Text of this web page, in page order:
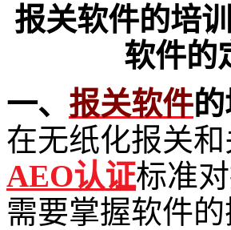
报关软件的培
软件的
一、 报关软件
在无纸化报关
AEO认证标准
需要掌握软件